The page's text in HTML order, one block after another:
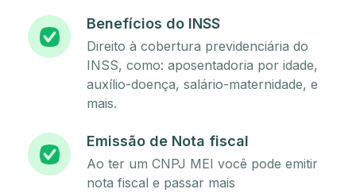
Benefícios do INSS
Direito à cobertura previdenciária do
INSS, como: aposentadoria por idade,
auxílio-doença, salário-maternidade, e
mais.
Emissão de Nota fiscal
Ao ter um CNPJ MEI você pode emitir
nota fiscal e passar mais